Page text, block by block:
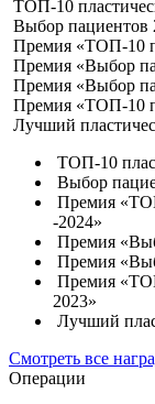
ТОП-10
Выбор пациентов
Премия «ТОП-10
Премия «Выбор
Премия «Выбор
Премия «ТОП-10
Лучший
ТОП-10
Выбор
Премия
-2024»
Премия
Премия
Премия
2023»
Лучший
Смотреть все
Операции